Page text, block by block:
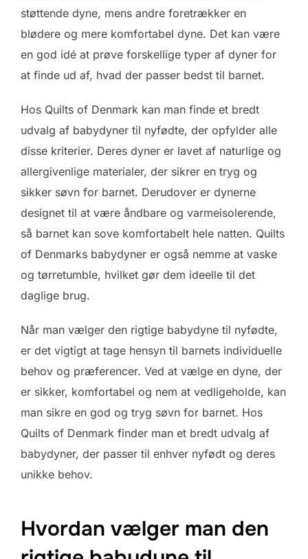
støttende dyne, mens andre foretrækker en
blødere og mere komfortabel dyne. Det kan være
en god idé at prøve forskellige typer af dyner for
at finde ud af, hvad der passer bedst til barnet.
Hos Quilts of Denmark kan man finde et bredt
udvalg af babydyner til nyfødte, der opfylder alle
disse kriterier. Deres dyner er lavet af naturlige og
allergivenlige materialer, der sikrer en tryg og
sikker søvn for barnet. Derudover er dynerne
designet til at være åndbare og varmeisolerende,
så barnet kan sove komfortabelt hele natten. Quilts
of Denmarks babydyner er også nemme at vaske
og tørretumble, hvilket gør dem ideelle til det
daglige brug.
Når man vælger den rigtige babydyne til nyfødte,
er det vigtigt at tage hensyn til barnets individuelle
behov og præferencer. Ved at vælge en dyne, der
er sikker, komfortabel og nem at vedligeholde, kan
man sikre en god og tryg søvn for barnet. Hos
Quilts of Denmark finder man et bredt udvalg af
babydyner, der passer til enhver nyfødt og deres
unikke behov.
Hvordan vælger man den